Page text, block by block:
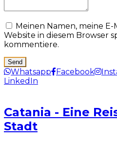
Meinen Namen, meine
Website in diesem Browser
kommentiere.
Whatsapp Facebook
LinkedIn
Catania - Eine
Stadt